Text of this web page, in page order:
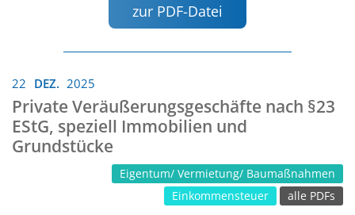
zur PDF-Datei
22 DEZ. 2025
Private Veräußerungsgeschäfte nach §23
EStG, speziell Immobilien und
Grundstücke
Eigentum/ Vermietung/ Baumaßnahmen
Einkommensteuer
alle PDFs